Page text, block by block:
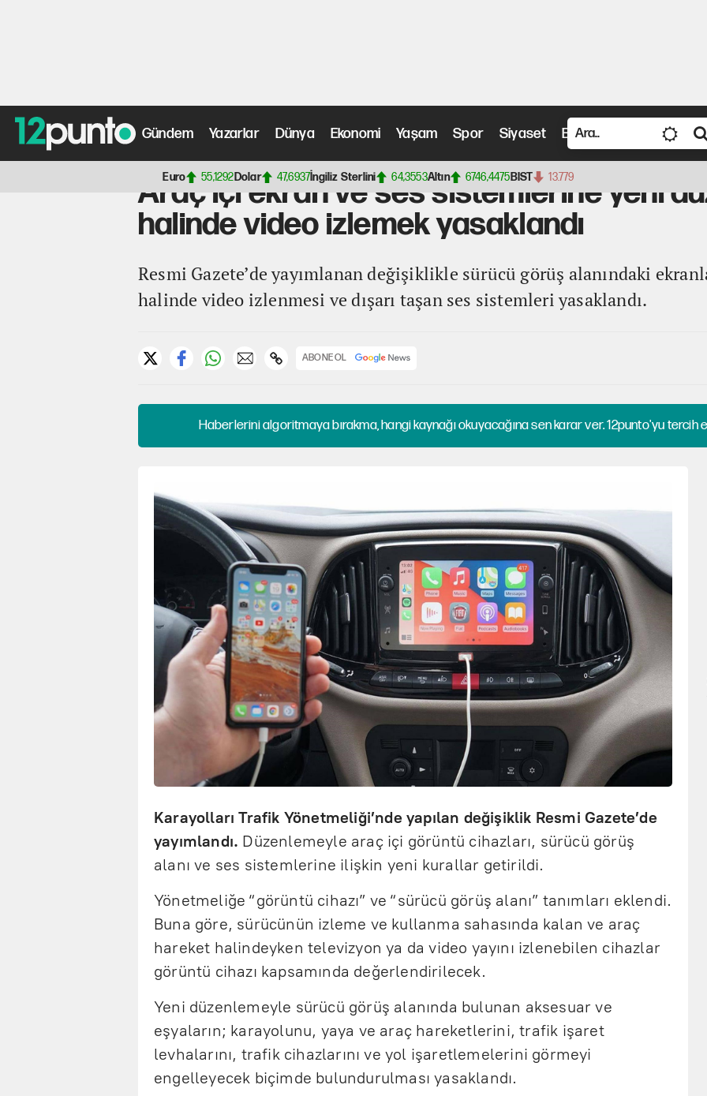
Gündem Yazarlar Dünya Ekonomi Yaşam Spor Siyaset Bilim ve Teknoloji
Euro 55,1292Dolar 47,6937İngiliz Sterlini 64,3553Altın 6746,4475BIST 13.779
Anasayfa>Otomotiv Haberleri > Araç içi ekran ve ses sistemlerine yeni düzenleme: Seyir halinde video izlemek yasaklandı
Araç içi ekran ve ses sistemlerine yeni
halinde video izlemek yasaklandı
Resmi Gazete’de yayımlanan değişiklikle sürücü görüş alanındaki
halinde video izlenmesi ve dışarı taşan ses sistemleri yasaklandı.
ABONE OL
Haberlerini algoritmaya bırakma, hangi kaynağı okuyacağına sen karar ver. 12punto'yu tercih
Karayolları Trafik Yönetmeliği’nde yapılan değişiklik Resmi Gazete’de
yayımlandı. Düzenlemeyle araç içi görüntü cihazları, sürücü görüş
alanı ve ses sistemlerine ilişkin yeni kurallar getirildi.
Yönetmeliğe “görüntü cihazı” ve “sürücü görüş alanı” tanımları eklendi.
Buna göre, sürücünün izleme ve kullanma sahasında kalan ve araç
hareket halindeyken televizyon ya da video yayını izlenebilen cihazlar
görüntü cihazı kapsamında değerlendirilecek.
Yeni düzenlemeyle sürücü görüş alanında bulunan aksesuar ve
eşyaların; karayolunu, yaya ve araç hareketlerini, trafik işaret
levhalarını, trafik cihazlarını ve yol işaretlemelerini görmeyi
engelleyecek biçimde bulundurulması yasaklandı.